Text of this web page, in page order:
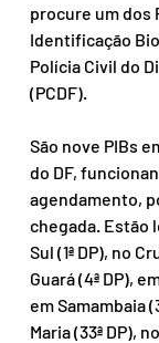
procure um dos
Identificação
Polícia Civil do
(PCDF).
São nove PIBs
do DF,
agendamento,
chegada. Estão
Sul (1ª DP), no
Guará (4ª DP),
em Samambaia
Maria (33ª DP),